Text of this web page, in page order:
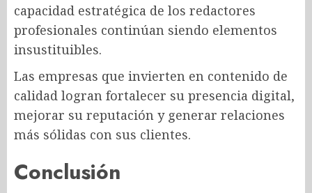
capacidad estratégica de los redactores
profesionales continúan siendo elementos
insustituibles.
Las empresas que invierten en contenido de
calidad logran fortalecer su presencia digital,
mejorar su reputación y generar relaciones
más sólidas con sus clientes.
Conclusión